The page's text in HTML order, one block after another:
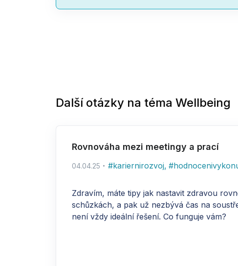
Další otázky na téma Wellbeing
Rovnováha mezi meetingy a prací
04.04.25 #kariernirozvoj, #
Zdravím, máte tipy jak nastavit zdravou
schůzkách, a pak už nezbývá čas na
není vždy ideální řešení. Co funguje vám?